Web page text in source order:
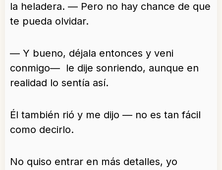
la heladera. — Pero no hay chance de que
te pueda olvidar.
— Y bueno, déjala entonces y veni
conmigo— le dije sonriendo, aunque en
realidad lo sentía así.
Él también rió y me dijo — no es tan fácil
como decirlo.
No quiso entrar en más detalles, yo